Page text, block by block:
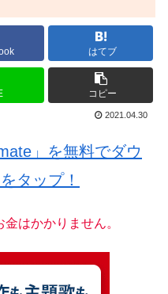
はてブ
コピー
2021.04.30
」を無料でダウ
タップ！
はかかりません。